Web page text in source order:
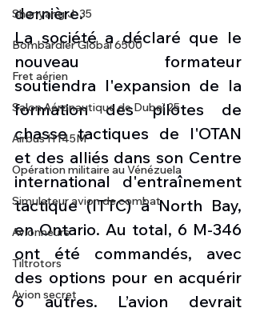
Shenyang J-35
Bombardier Global 6500
Fret aérien
Salon Aéronautique de Dubaï 25
Airbus H145M
Opération militaire au Vénézuela
Simulateur avion de combat
Avionneurs
Tiltrotors
Avion secret
dernière.
La société a déclaré que le
nouveau formateur
soutiendra l'expansion de la
formation des pilotes de
chasse tactiques de l'OTAN
et des alliés dans son Centre
international d'entraînement
tactique (ITTC) à North Bay,
en Ontario. Au total, 6 M-346
ont été commandés, avec
des options pour en acquérir
6 autres. L’avion devrait